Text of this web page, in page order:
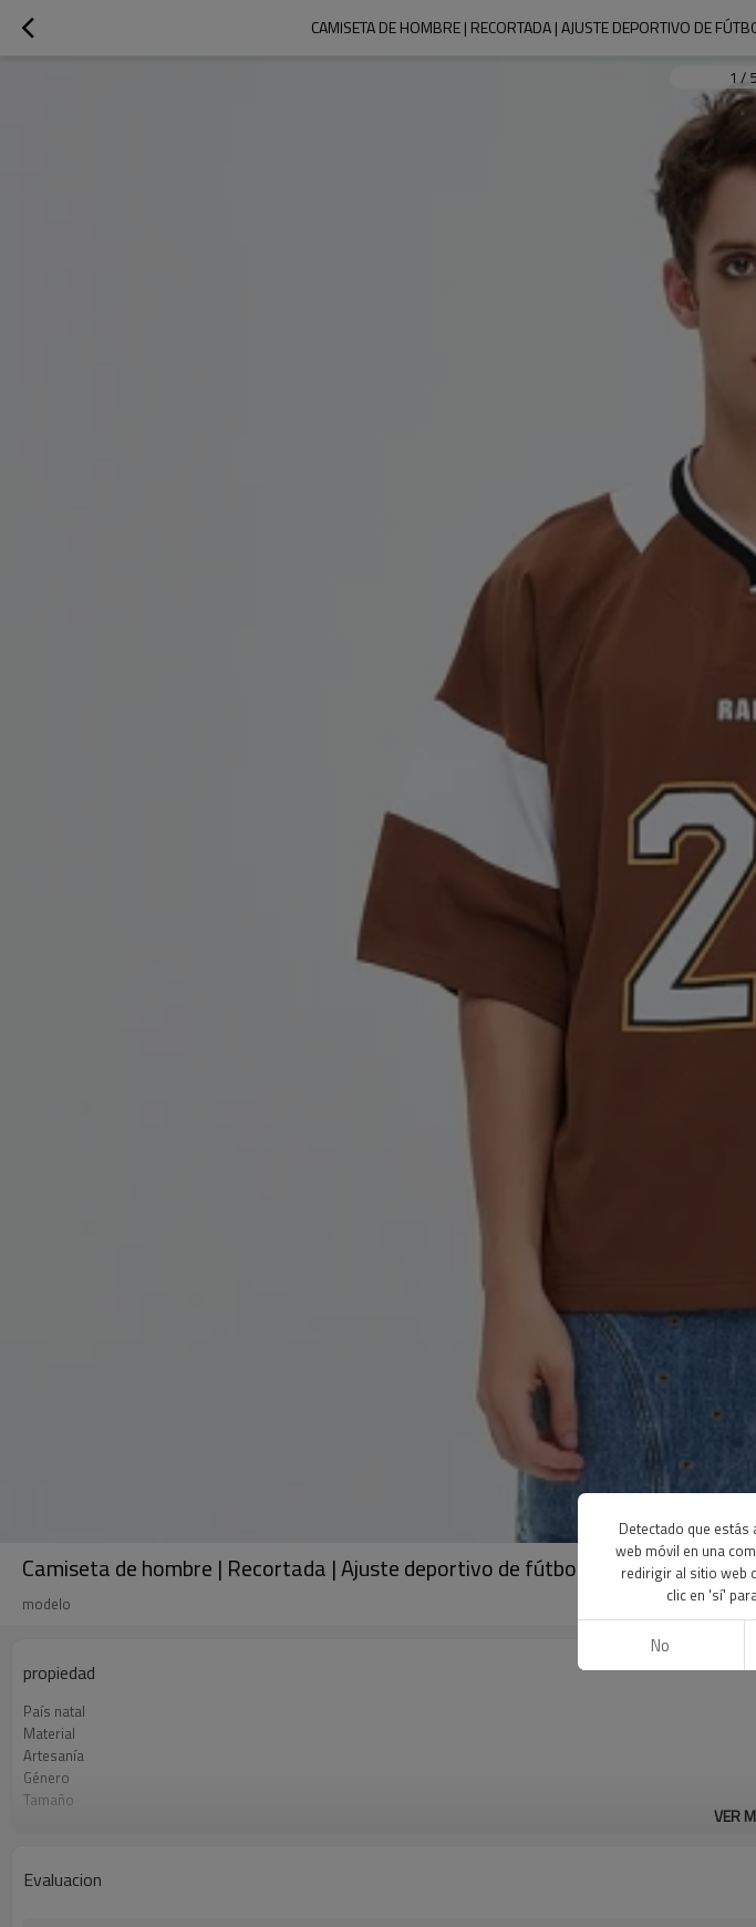
CAMISETA DE HOMBRE | RECORTADA | AJUSTE DEPORTIVO DE
1 / 5
Camiseta de hombre | Recortada | Ajuste deportivo de fútbol | Serigrafía | Los
modelo
propiedad
País natal
Material
Artesanía
Género
Tamaño
VER
Evaluacion
Detectado que estás
web móvil en una
redirigir al sitio web
clic en 'sí'
No